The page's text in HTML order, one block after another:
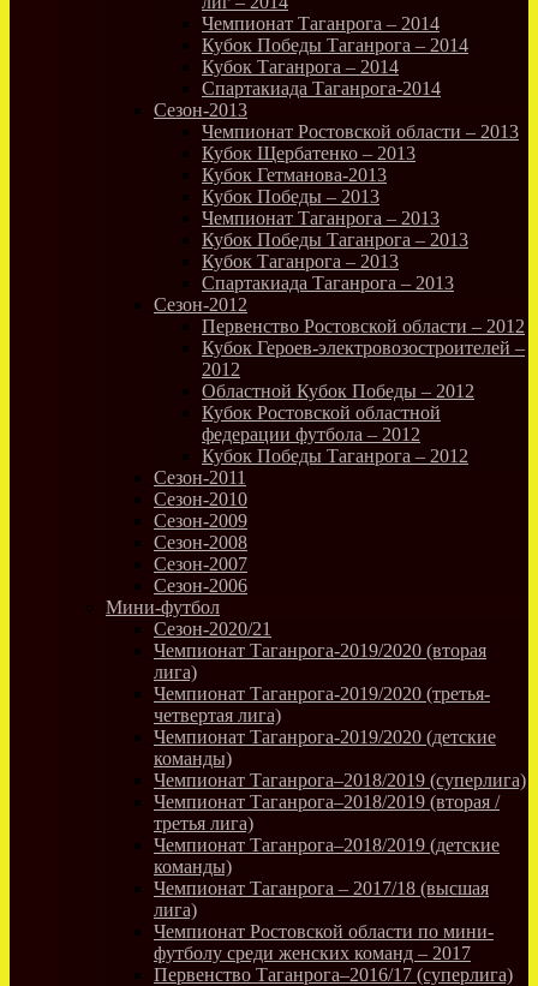
Чемпионат Таганрога – 2014
Кубок Победы Таганрога – 2014
Кубок Таганрога – 2014
Спартакиада Таганрога-2014
Сезон-2013
Чемпионат Ростовской области – 2013
Кубок Щербатенко – 2013
Кубок Гетманова-2013
Кубок Победы – 2013
Чемпионат Таганрога – 2013
Кубок Победы Таганрога – 2013
Кубок Таганрога – 2013
Спартакиада Таганрога – 2013
Сезон-2012
Первенство Ростовской области – 2012
Кубок Героев-электровозостроителей –
2012
Областной Кубок Победы – 2012
Кубок Ростовской областной
федерации футбола – 2012
Кубок Победы Таганрога – 2012
Сезон-2011
Сезон-2010
Сезон-2009
Сезон-2008
Сезон-2007
Сезон-2006
Мини-футбол
Сезон-2020/21
Чемпионат Таганрога-2019/2020 (вторая
лига)
Чемпионат Таганрога-2019/2020 (третья-
четвертая лига)
Чемпионат Таганрога-2019/2020 (детские
команды)
Чемпионат Таганрога–2018/2019 (суперлига)
Чемпионат Таганрога–2018/2019 (вторая /
третья лига)
Чемпионат Таганрога–2018/2019 (детские
команды)
Чемпионат Таганрога – 2017/18 (высшая
лига)
Чемпионат Ростовской области по мини-
футболу среди женских команд – 2017
Первенство Таганрога–2016/17 (суперлига)